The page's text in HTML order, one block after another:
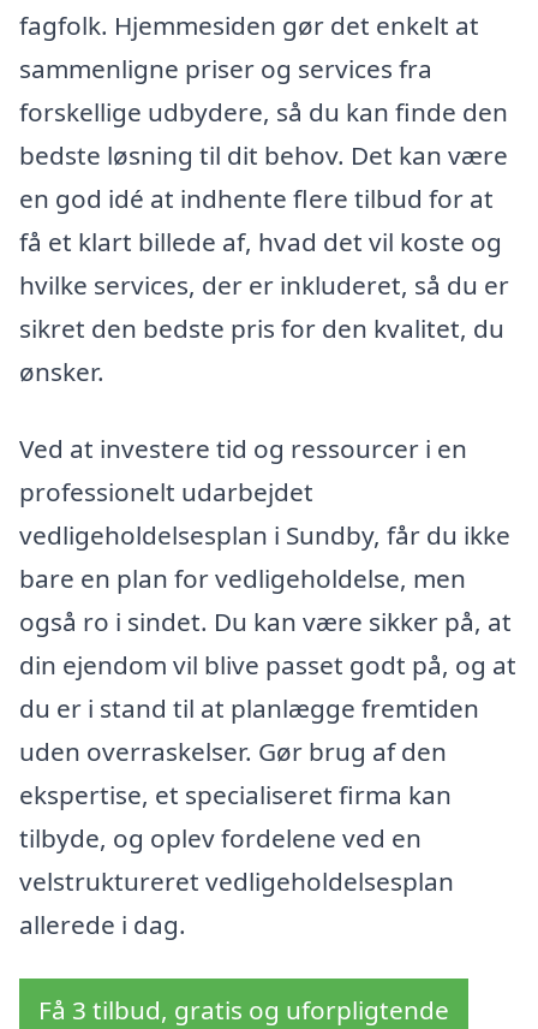
fagfolk. Hjemmesiden gør det enkelt at
sammenligne priser og services fra
forskellige udbydere, så du kan finde den
bedste løsning til dit behov. Det kan være
en god idé at indhente flere tilbud for at
få et klart billede af, hvad det vil koste og
hvilke services, der er inkluderet, så du er
sikret den bedste pris for den kvalitet, du
ønsker.
Ved at investere tid og ressourcer i en
professionelt udarbejdet
vedligeholdelsesplan i Sundby, får du ikke
bare en plan for vedligeholdelse, men
også ro i sindet. Du kan være sikker på, at
din ejendom vil blive passet godt på, og at
du er i stand til at planlægge fremtiden
uden overraskelser. Gør brug af den
ekspertise, et specialiseret firma kan
tilbyde, og oplev fordelene ved en
velstruktureret vedligeholdelsesplan
allerede i dag.
Få 3 tilbud, gratis og uforpligtende